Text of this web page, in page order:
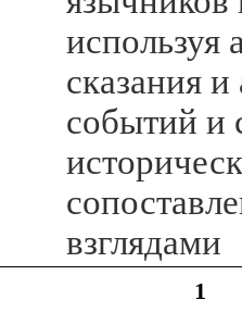
используя
сказания
событий и
взглядами
1